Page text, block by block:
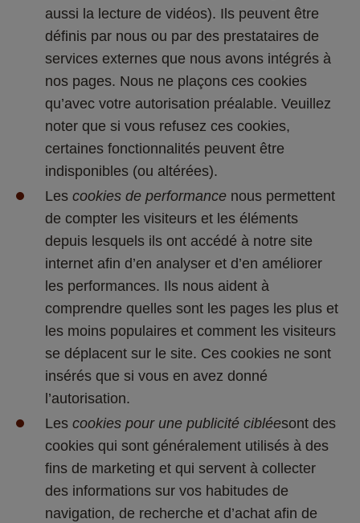
aussi la lecture de vidéos). Ils peuvent être
définis par nous ou par des prestataires de
services externes que nous avons intégrés à
nos pages. Nous ne plaçons ces cookies
qu’avec votre autorisation préalable. Veuillez
noter que si vous refusez ces cookies,
certaines fonctionnalités peuvent être
indisponibles (ou altérées).
Les cookies de performance nous permettent
de compter les visiteurs et les éléments
depuis lesquels ils ont accédé à notre site
internet afin d’en analyser et d’en améliorer
les performances. Ils nous aident à
comprendre quelles sont les pages les plus et
les moins populaires et comment les visiteurs
se déplacent sur le site. Ces cookies ne sont
insérés que si vous en avez donné
l’autorisation.
Les cookies pour une publicité cibléesont des
cookies qui sont généralement utilisés à des
fins de marketing et qui servent à collecter
des informations sur vos habitudes de
navigation, de recherche et d’achat afin de